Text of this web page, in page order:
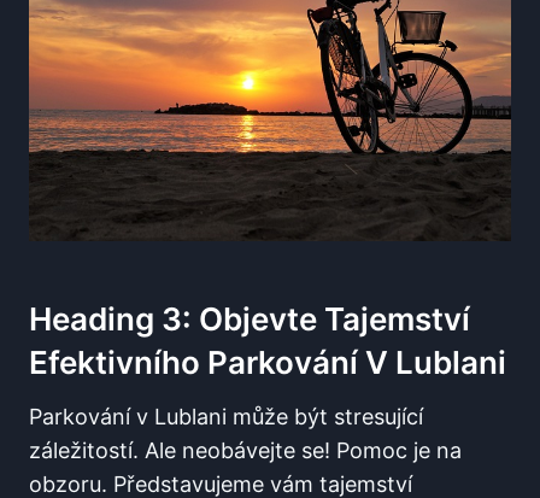
Heading 3: Objevte Tajemství
Efektivního Parkování V Lublani
Parkování v Lublani může být stresující
záležitostí. Ale neobávejte se! Pomoc je na
obzoru. Představujeme vám tajemství